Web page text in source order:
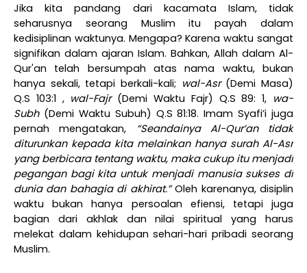
Jika kita pandang dari kacamata Islam, tidak
seharusnya seorang Muslim itu payah dalam
kedisiplinan waktunya. Mengapa? Karena waktu sangat
signifikan dalam ajaran Islam. Bahkan, Allah dalam Al-
Qur'an telah bersumpah atas nama waktu, bukan
hanya sekali, tetapi berkali-kali; wal-Asr (Demi Masa)
Q.S 103:1 , wal-Fajr (Demi Waktu Fajr) Q.S 89: 1, wa-
Subh (Demi Waktu Subuh) Q.S 81:18. Imam Syafi’i juga
pernah mengatakan,
“Seandainya Al-Qur’an tidak
diturunkan kepada kita melainkan hanya surah Al-Asr
yang berbicara tentang waktu, maka cukup itu menjadi
pegangan bagi kita untuk menjadi manusia sukses di
dunia dan bahagia di akhirat.”Oleh karenanya, disiplin
waktu bukan hanya persoalan efiensi, tetapi juga
bagian dari akhlak dan nilai spiritual yang harus
melekat dalam kehidupan sehari-hari pribadi seorang
Muslim.